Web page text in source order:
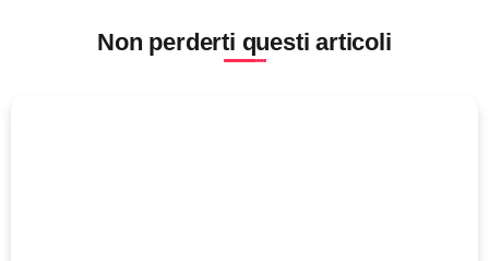
Non perderti questi articoli